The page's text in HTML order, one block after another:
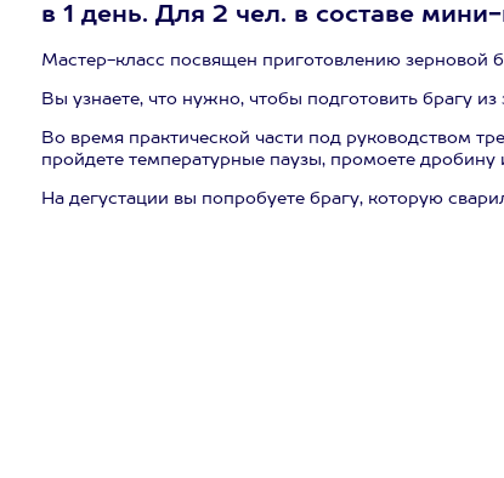
в 1 день. Для 2 чел. в составе
Мастер-класс посвящен приготовлению зерновой
Вы узнаете, что нужно, чтобы подготовить брагу
Во время практической части под руководством
пройдете температурные паузы, промоете
На дегустации вы попробуете брагу, которую